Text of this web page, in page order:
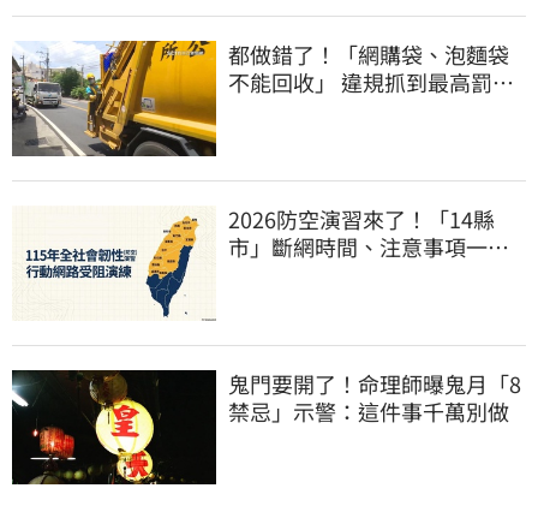
都做錯了！「網購袋、泡麵袋
不能回收」 違規抓到最高罰
2026防空演習來了！「14縣
市」斷網時間、注意事項一次
鬼門要開了！命理師曝鬼月「8
禁忌」示警：這件事千萬別做